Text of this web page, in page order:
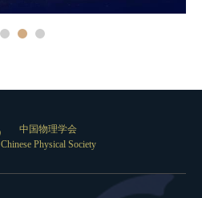
中国物理学会
Chinese Physical Society